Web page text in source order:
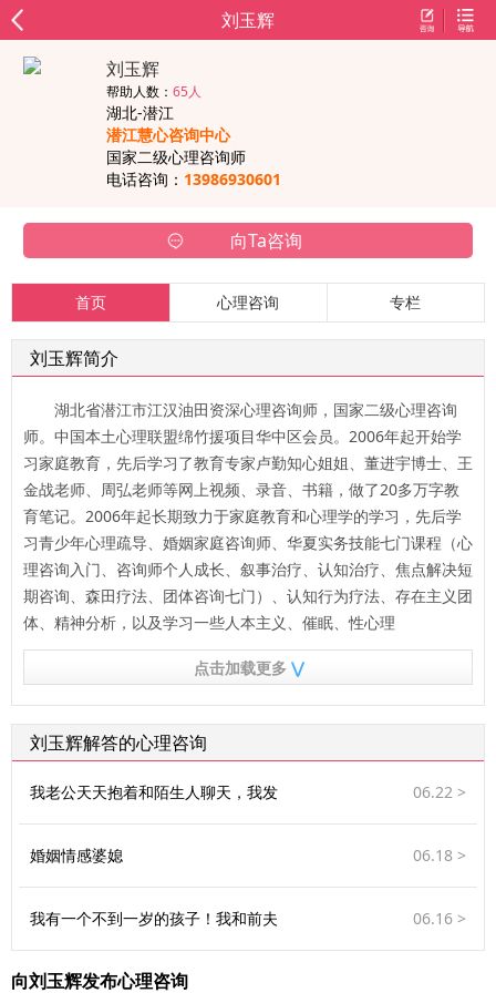
刘玉辉
刘玉辉
帮助人数：65人
湖北-潜江
潜江慧心咨询中心
国家二级心理咨询师
电话咨询： 13986930601
向Ta咨询
首页 心理咨询 专栏
刘玉辉简介
湖北省潜江市江汉油田资深心理咨询师，国家二级心理咨询
师。中国本土心理联盟绵竹援项目华中区会员。2006年起开始学
习家庭教育，先后学习了教育专家卢勤知心姐姐、董进宇博士、王
金战老师、周弘老师等网上视频、录音、书籍，做了20多万字教
育笔记。2006年起长期致力于家庭教育和心理学的学习，先后学
习青少年心理疏导、婚姻家庭咨询师、华夏实务技能七门课程（心
理咨询入门、咨询师个人成长、叙事治疗、认知治疗、焦点解决短
期咨询、森田疗法、团体咨询七门）、认知行为疗法、存在主义团
体、精神分析，以及学习一些人本主义、催眠、性心理
点击加载更多 ⋁
刘玉辉解答的心理咨询
我老公天天抱着和陌生人聊天，我发 06.22 >
婚姻情感婆媳 06.18 >
我有一个不到一岁的孩子！我和前夫 06.16 >
向刘玉辉发布心理咨询